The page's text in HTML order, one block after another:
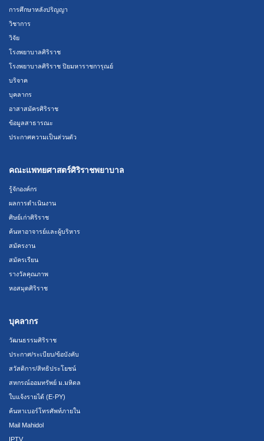
การศึกษาหลังปริญญา
วิชาการ
วิจัย
โรงพยาบาลศิริราช
โรงพยาบาลศิริราช ปิยมหาราชการุณย์
บริจาค
บุคลากร
อาสาสมัครศิริราช
ข้อมูลสาธารณะ
ประกาศความเป็นส่วนตัว
คณะแพทยศาสตร์ศิริราชพยาบาล
รู้จักองค์กร
ผลการดำเนินงาน
ศิษย์เก่าศิริราช
ค้นหาอาจารย์และผู้บริหาร
สมัครงาน
สมัครเรียน
รางวัลคุณภาพ
หอสมุดศิริราช
บุคลากร
วัฒนธรรมศิริราช
ประกาศ/ระเบียบ/ข้อบังคับ
สวัสดิการ/สิทธิประโยชน์
สหกรณ์ออมทรัพย์ ม.มหิดล
ใบแจ้งรายได้ (E-PY)
ค้นหาเบอร์โทรศัพท์ภายใน
Mail Mahidol
IPTV